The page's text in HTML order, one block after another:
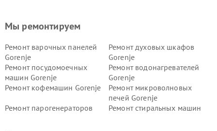
Мы ремонтируем
Ремонт варочных панелей
Gorenje
Ремонт духовых шкафов
Gorenje
Ремонт посудомоечных
машин Gorenje
Ремонт водонагревателей
Gorenje
Ремонт кофемашин Gorenje
Ремонт микроволновых
печей Gorenje
Ремонт парогенераторов
Ремонт стиральных машин